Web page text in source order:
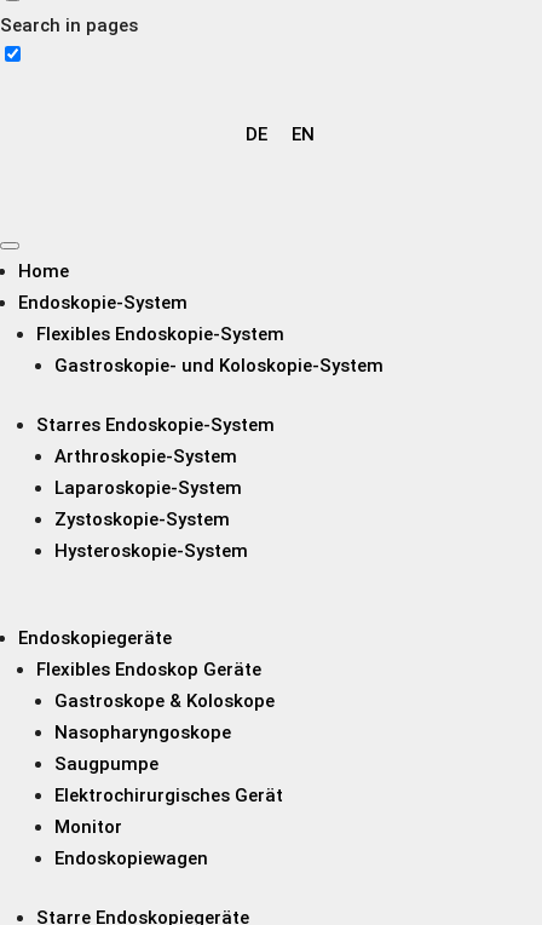
Search in pages
DE EN
Home
Endoskopie-System
Flexibles Endoskopie-System
Gastroskopie- und Koloskopie-System
Starres Endoskopie-System
Arthroskopie-System
Laparoskopie-System
Zystoskopie-System
Hysteroskopie-System
Endoskopiegeräte
Flexibles Endoskop Geräte
Gastroskope & Koloskope
Nasopharyngoskope
Saugpumpe
Elektrochirurgisches Gerät
Monitor
Endoskopiewagen
Starre Endoskopiegeräte